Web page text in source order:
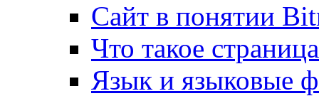
Сайт в понятии
Что такое страница
Язык и языковые